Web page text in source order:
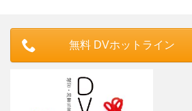
無料 DVホットライン